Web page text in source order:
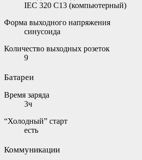
IEC 320 C13 (компьютерный)
Форма выходного напряжения
синусоида
Количество выходных розеток
9
Батареи
Время заряда
3ч
“Холодный” старт
есть
Коммуникации